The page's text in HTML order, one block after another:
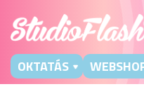
OKTATÁS